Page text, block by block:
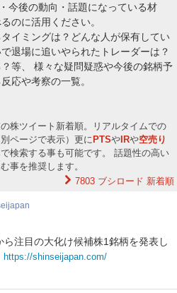
今後の動向・話題になっている材
のに活用ください。
イミングは？どんな人が保有してい
退場に追いやられたトレーダーは？
等、 様々な疑問疑惑や今後の銘柄予
応や考察の一覧。
株ツイート新着順。リアルタイムでの
ページで表示）更に PTSや IRや空売り
検索する事も可能です。 話題性の高い
事を推奨します。
7803 ブシロード 新着順
注目の大化け候補株1銘柄を発表し
https://shinseijapan.com/